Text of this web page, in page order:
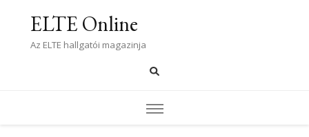
ELTE Online
Az ELTE hallgatói magazinja